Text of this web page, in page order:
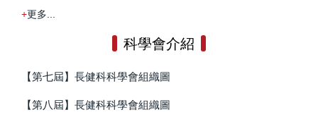
更多...
科學會介紹
【第七屆】長健科科學會組織圖
【第八屆】長健科科學會組織圖